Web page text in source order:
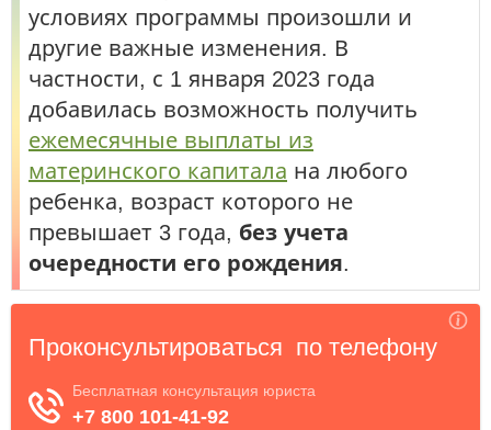
условиях программы произошли и
другие важные изменения. В
частности, с 1 января 2023 года
добавилась возможность получить
ежемесячные выплаты из
материнского капитала на любого
ребенка, возраст которого не
превышает 3 года, без учета
очередности его рождения.